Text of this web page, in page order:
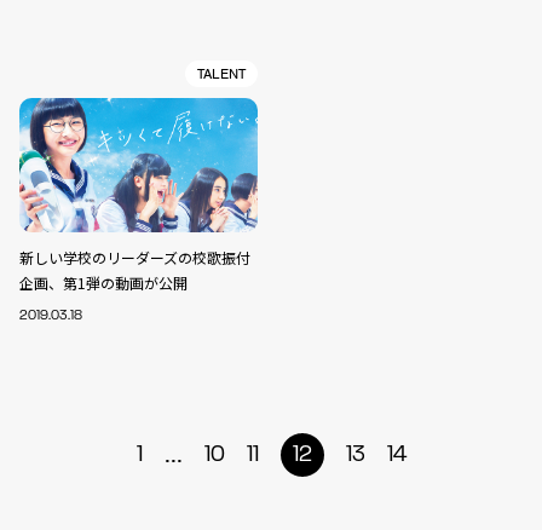
TALENT
新しい学校のリーダーズの校歌振付
企画、第1弾の動画が公開
2019.03.18
1 ... 10 11 12 13 14